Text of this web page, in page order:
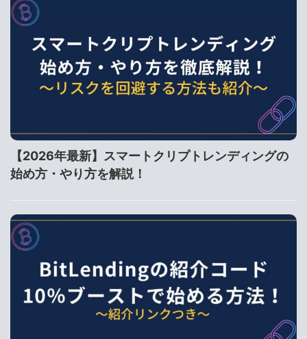
【2026年最新】スマートクリプトレンディングの
始め方・やり方を解説！